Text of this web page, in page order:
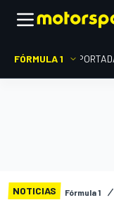
FÓRMULA 1
NOTICIAS Fórmula 1